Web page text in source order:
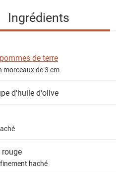
Ingrédients
pommes de terre
morceaux de 3 cm
d'huile d'olive
haché